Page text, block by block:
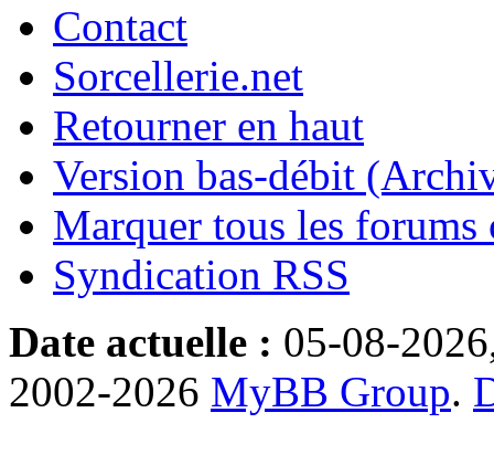
Contact
Sorcellerie.net
Retourner en haut
Version bas-débit
Marquer tous les forums
Syndication RSS
Date actuelle : 05-08-
2002-2026 MyBB Group.